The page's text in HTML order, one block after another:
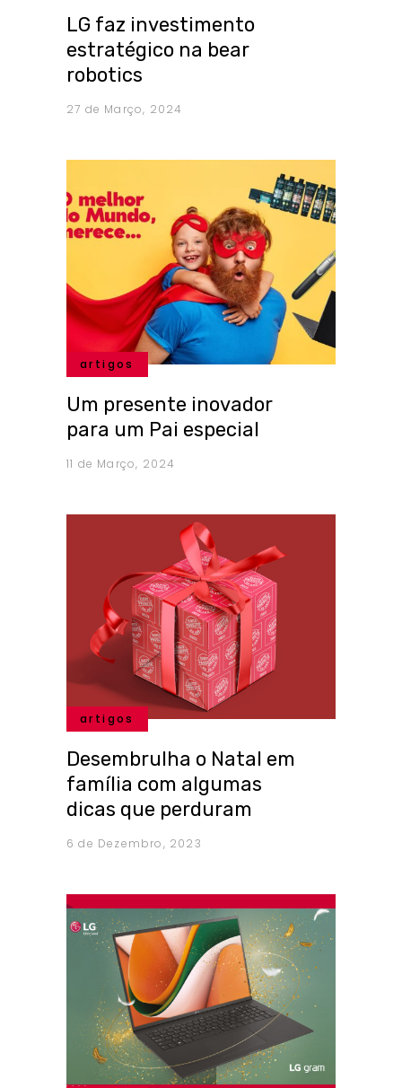
LG faz investimento
estratégico na bear
robotics
27 de Março, 2024
artigos
Um presente inovador
para um Pai especial
11 de Março, 2024
artigos
Desembrulha o Natal em
família com algumas
dicas que perduram
6 de Dezembro, 2023